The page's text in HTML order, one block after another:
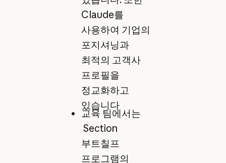
Claude를
사용하여 기업의
포지셔닝과
최적의 고객사
프로필을
정교화하고
있습니다
교육 팀에서는
Section
부트칠프
프로그램의